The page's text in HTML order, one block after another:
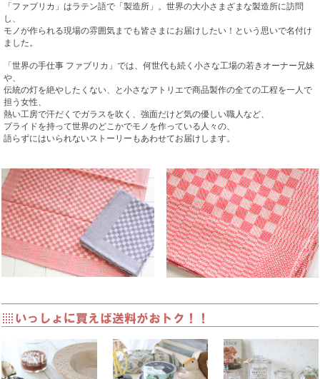
「ファブリカ」はラテン語で「製造所」。世界の大小さまざまな製造所に訪問
し、
モノが作られる現場の雰囲気までも皆さまにお届けしたい！という思いで名付け
ました。
「世界の手仕事 ファブリカ」では、何世代も続く小さな工場の若きオーナー兄妹
や、
伝統の灯を絶やしたくない、と小さなアトリエで商品製作の全ての工程を一人で
担う女性、
熱い工房で汗だくでガラスを吹く、強面だけど気の優しい職人など、
プライドを持って世界のどこかでモノを作っている人々の、
語らずにはいられないストーリーもあわせてお届けします。